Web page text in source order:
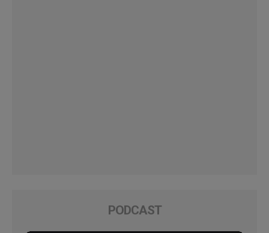
PODCAST